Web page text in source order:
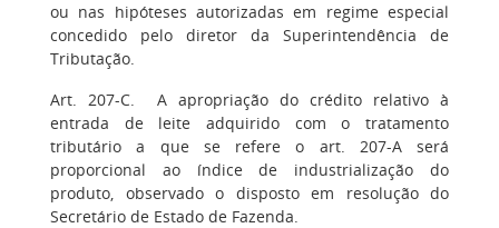
ou nas hipóteses autorizadas em regime especial
concedido pelo diretor da Superintendência de
Tributação.
Art. 207-C. A apropriação do crédito relativo à
entrada de leite adquirido com o tratamento
tributário a que se refere o art. 207-A será
proporcional ao índice de industrialização do
produto, observado o disposto em resolução do
Secretário de Estado de Fazenda.